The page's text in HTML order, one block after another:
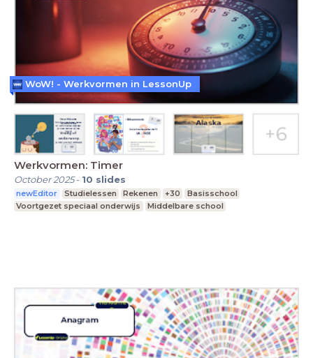
Werkvormen: Timer
October 2025- 10 slides
newEditor Studielessen Rekenen +30
Basisschool
Voortgezet speciaal onderwijs
Middelbare school
WoW! - Werkvormen in LessonUp